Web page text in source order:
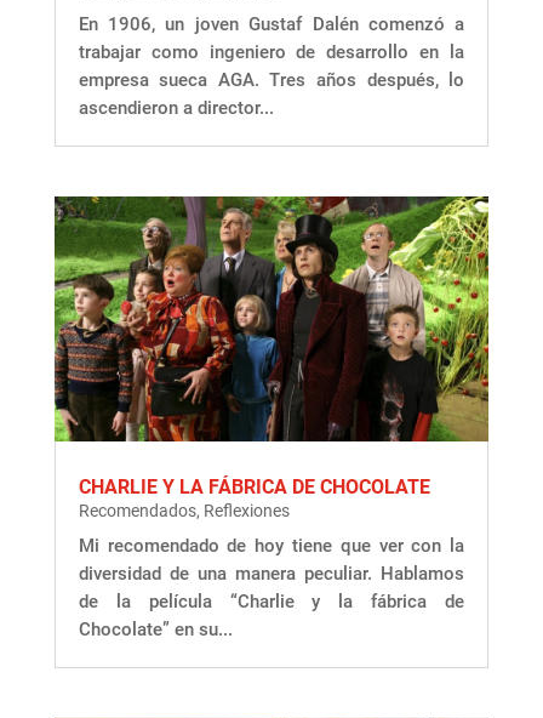
En 1906, un joven Gustaf Dalén comenzó a
trabajar como ingeniero de desarrollo en la
empresa sueca AGA. Tres años después, lo
ascendieron a director...
CHARLIE Y LA FÁBRICA DE CHOCOLATE
Recomendados, Reflexiones
Mi recomendado de hoy tiene que ver con la
diversidad de una manera peculiar. Hablamos
de la película “Charlie y la fábrica de
Chocolate” en su...